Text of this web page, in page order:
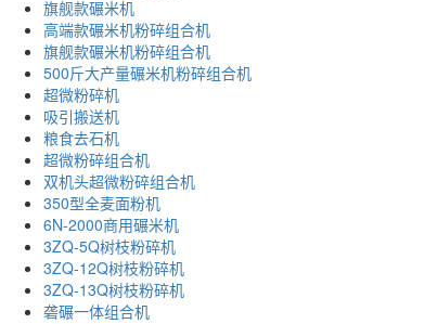
旗舰款碾米机
高端款碾米机粉碎组合机
旗舰款碾米机粉碎组合机
500斤大产量碾米机粉碎组合机
超微粉碎机
吸引搬送机
粮食去石机
超微粉碎组合机
双机头超微粉碎组合机
350型全麦面粉机
6N-2000商用碾米机
3ZQ-5Q树枝粉碎机
3ZQ-12Q树枝粉碎机
3ZQ-13Q树枝粉碎机
砻碾一体组合机